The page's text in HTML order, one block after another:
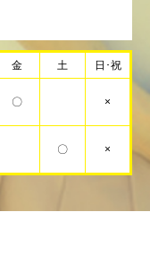
金 土 日･祝
〇 ×
〇 ×